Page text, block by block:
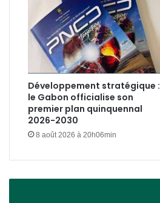
Développement stratégique :
le Gabon officialise son
premier plan quinquennal
2026-2030
8 août 2026 à 20h06min